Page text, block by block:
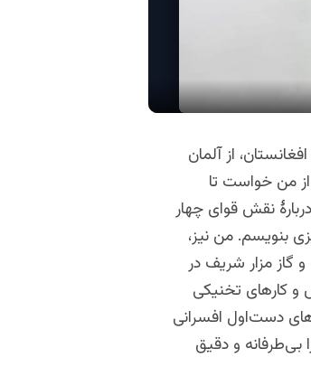
از آلمان
من خواست تا
نقش قوای چهار
و همچنان قوای هوایی بگرام در رویداد ۷ ثور ۱۳۵۷ چیزی بنویسم. من نیز،
گاز مزار شریف در
و کارهای تخنیکی
دست‌اول افسرانی
و دقیق